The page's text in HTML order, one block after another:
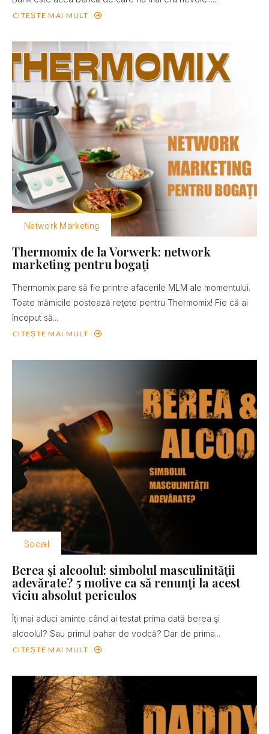
CITEȘTE MAI MULT
Network Marketing
Thermomix de la Vorwerk: network
marketing pentru bogaţi
Thermomix pare să fie printre afacerile MLM ale momentului.
Toate mămicile postează reţete pentru Thermomix! Fie că ai
început să...
CITEȘTE MAI MULT
Social
Berea şi alcoolul: simbolul masculinităţii
adevărate? 5 motive ca să renunţi la acest
viciu absolut periculos
Îţi mai aduci aminte când ai testat prima dată berea şi
alcoolul? Sau primul pahar de vodcă? Dar de prima...
CITEȘTE MAI MULT